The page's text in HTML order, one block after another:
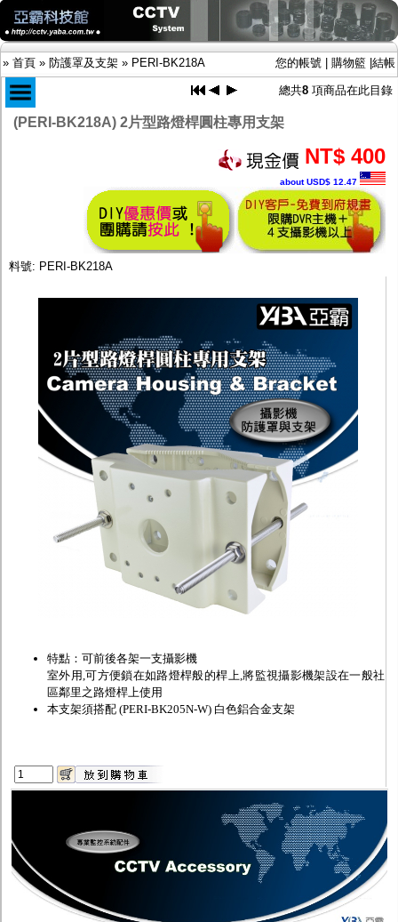
» 首頁 » 防護罩及支架 » PERI-BK218A 您的帳號 購物籃 結帳
AHD DVR數位錄放影機
AHD半球型(適用屋內)
AHD中小型紅外線攝影機(適用騎樓、室內外)
AHD防護罩型攝影機(適用屋外，紅外線照射
距離遠）
投光設備
防護罩及支架
多路攝影機單軸傳輸
監聽器.麥克風
網路設備
視訊轉換設備
雙絞線傳輸器
雜訊改善器
網路線用水晶頭
懶人線.同軸線.花線
線頭.插座.延長線.HDMI線
集線盒.防水盒.配線盒
電腦工業機殼
客訂商品
總共8 項商品在此目錄
(PERI-BK218A) 2片型路燈桿圓柱專用支架
NT$ 400
about USD$ 12.47
料號: PERI-BK218A
特點：可前後各架一支攝影機
室外用,可方便鎖在如路燈桿般的桿上,將監視攝影機架設在一般社
區鄰里之路燈桿上使用
本支架須搭配 (PERI-BK205N-W) 白色鋁合金支架